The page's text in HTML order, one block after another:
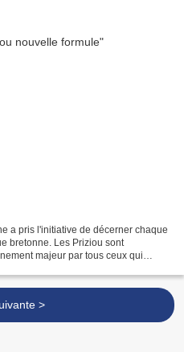
a pris l'initiative de décerner chaque
bretonne. Les Priziou sont
majeur par tous ceux qui
>